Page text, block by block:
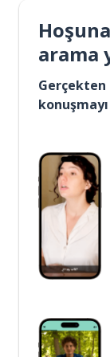
arama
Gerçekten